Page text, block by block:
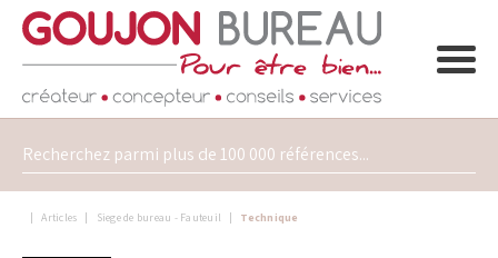
Articles Siege de bureau - Fauteuil Technique